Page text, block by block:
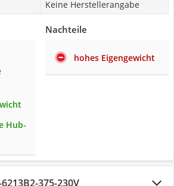
Keine Herstellerangabe
Hub-
Nachteile
hohes Eigengewicht
375-230V